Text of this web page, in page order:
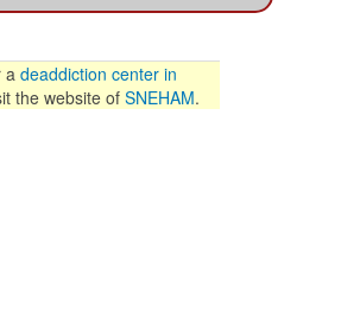
a deaddiction center in
the website ofSNEHAM.